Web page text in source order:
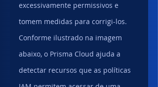
excessivamente permissivos e
tomem medidas para corrigi-los.
Conforme ilustrado na imagem
abaixo, o Prisma Cloud ajuda a
detectar recursos que as políticas